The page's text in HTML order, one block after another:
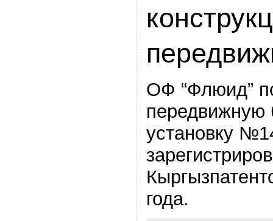
ОФ “Флюид”
передвижную
установку
года.